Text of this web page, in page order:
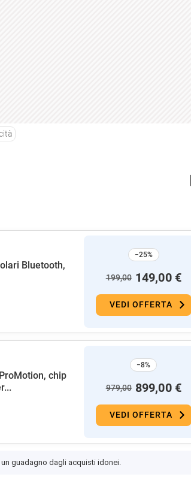
Bluetooth,
−25%
199,00 149,00 €
VEDI OFFERTA
chip
−8%
979,00 899,00 €
VEDI OFFERTA
guadagno dagli acquisti idonei.